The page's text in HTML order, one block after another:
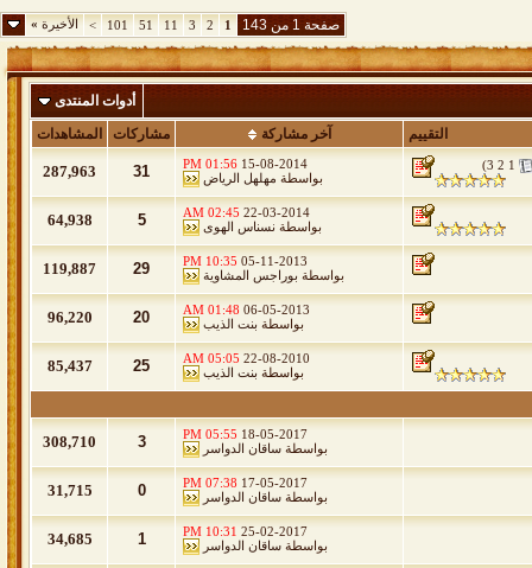
صفحة 1 من 143 1
2
3
11
51
101
> الأخيرة»
أدوات المنتدى
التقييم
آخر مشاركة مشاركات المشاهدات
1
2
3
)
15-08-2014
01:56 PM
بواسطة مهلهل الرياض 31
287,963
22-03-2014
02:45 AM
بواسطة نسناس الهوى 5
64,938
05-11-2013
10:35 PM
بواسطة بوراجس المشاوية 29
119,887
06-05-2013
01:48 AM
بواسطة بنت الذيب 20
96,220
22-08-2010
05:05 AM
بواسطة بنت الذيب 25
85,437
18-05-2017
05:55 PM
بواسطة ساقان الدواسر 3
308,710
17-05-2017
07:38 PM
بواسطة ساقان الدواسر 0
31,715
25-02-2017
10:31 PM
بواسطة ساقان الدواسر 1
34,685